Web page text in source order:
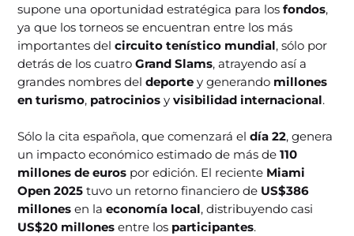
supone una oportunidad estratégica para losfondos,
ya que los torneos se encuentran entre los más
importantes delcircuito tenístico mundial, sólo por
detrás de los cuatroGrand Slams, atrayendo así a
grandes nombres deldeportey generando millones
en turismo, patrociniosyvisibilidad internacional.
Sólo la cita española, que comenzará eldía 22, genera
un impacto económico estimado de más de110
millones de euros por edición. El reciente Miami
Open 2025tuvo un retorno financiero de US$386
millonesen laeconomía local, distribuyendo casi
US$20 millonesentre los participantes.